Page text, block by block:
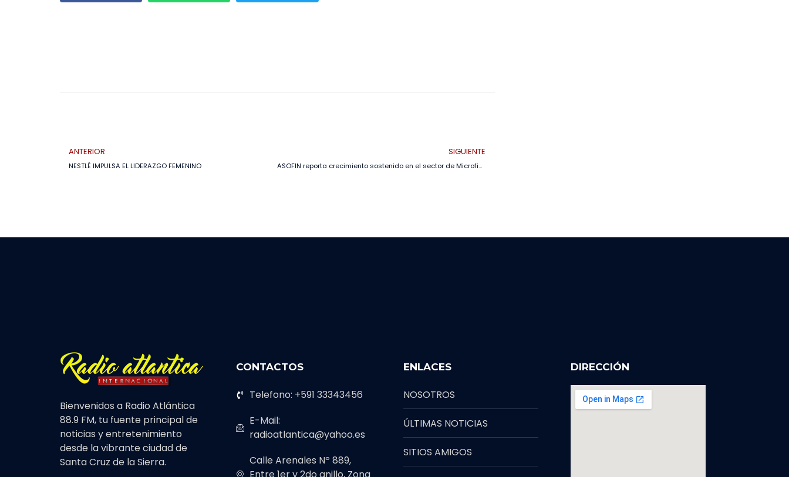
ANTERIOR
NESTLÉ IMPULSA EL LIDERAZGO FEMENINO
SIGUIENTE
ASOFIN reporta crecimiento sostenido en el sector de Microfinanzas al cierre de 2024
Bienvenidos a Radio Atlántica
88.9 FM, tu fuente principal de
noticias y entretenimiento
desde la vibrante ciudad de
Santa Cruz de la Sierra.
CONTACTOS
Telefono: +591 33343456
E-Mail:
radioatlantica@yahoo.es
Calle Arenales Nº 889,
Entre 1er y 2do anillo, Zona
ENLACES
NOSOTROS
ÚLTIMAS NOTICIAS
SITIOS AMIGOS
DIRECCIÓN